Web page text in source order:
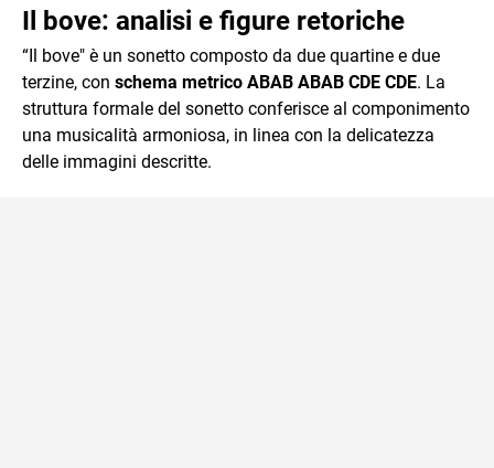
Il bove: analisi e figure retoriche
“Il bove" è un sonetto composto da due quartine e due
terzine, con schema metrico ABAB ABAB CDE CDE. La
struttura formale del sonetto conferisce al componimento
una musicalità armoniosa, in linea con la delicatezza
delle immagini descritte.